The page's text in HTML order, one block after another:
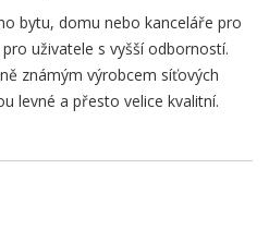
bytu, domu nebo kanceláře pro
uživatele s vyšší odborností.
známým výrobcem síťových
levné a přesto velice kvalitní.